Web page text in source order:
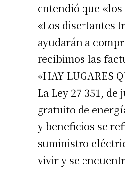
entendió que
«Los disertantes
ayudarán a
recibimos las
«HAY LUGARES
La Ley 27.351,
gratuito de
y beneficios se
suministro
vivir y se